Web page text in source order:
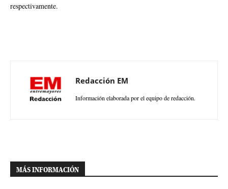
respectivamente.
Redacción EM
Información elaborada por el equipo de redacción.
MÁS INFORMACIÓN